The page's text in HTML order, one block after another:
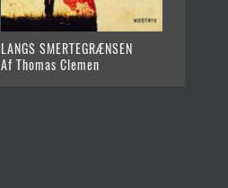
LANGS SMERTEGRÆNSEN
Af Thomas Clemen